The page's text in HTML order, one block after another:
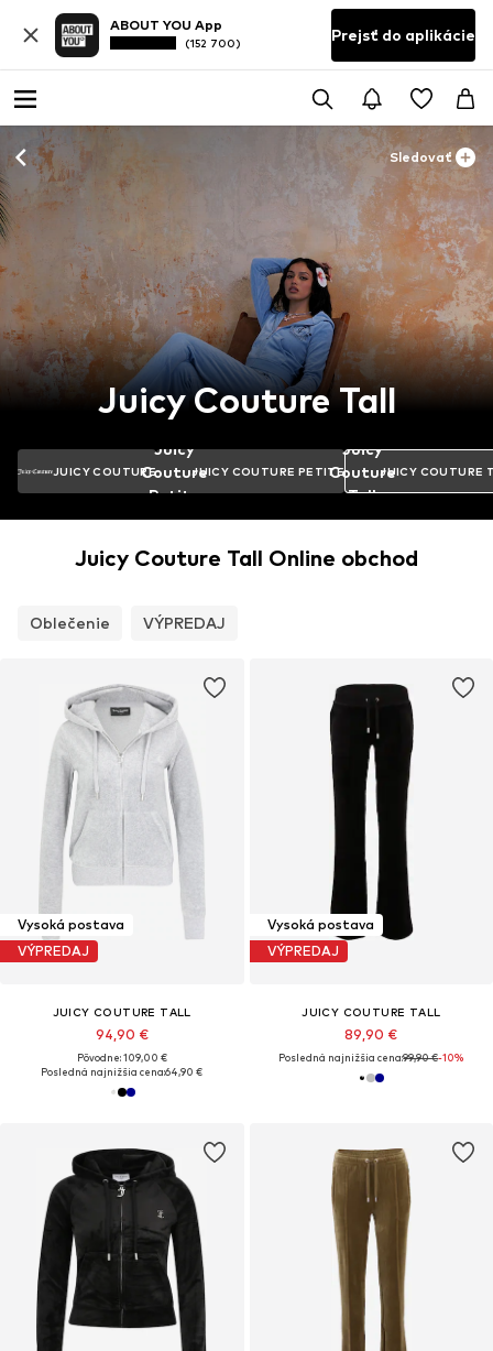
ABOUT YOU App
(152 700) Prejsť do aplikácie
Sledovať
Juicy Couture Tall
JUICY COUTURE
Juicy
Couture
Petite
JUICY COUTURE PETITE
Juicy
Couture
Tall
JUICY COUTURE
Juicy Couture Tall Online obchod
Oblečenie VÝPREDAJ
Vysoká postava
VÝPREDAJ
JUICY COUTURE TALL
94,90 €
Pôvodne: 109,00 €
Posledná najnižšia cena:64,90 €
Vysoká postava
VÝPREDAJ
JUICY COUTURE TALL
89,90 €
Posledná najnižšia cena:99,90 €-10%